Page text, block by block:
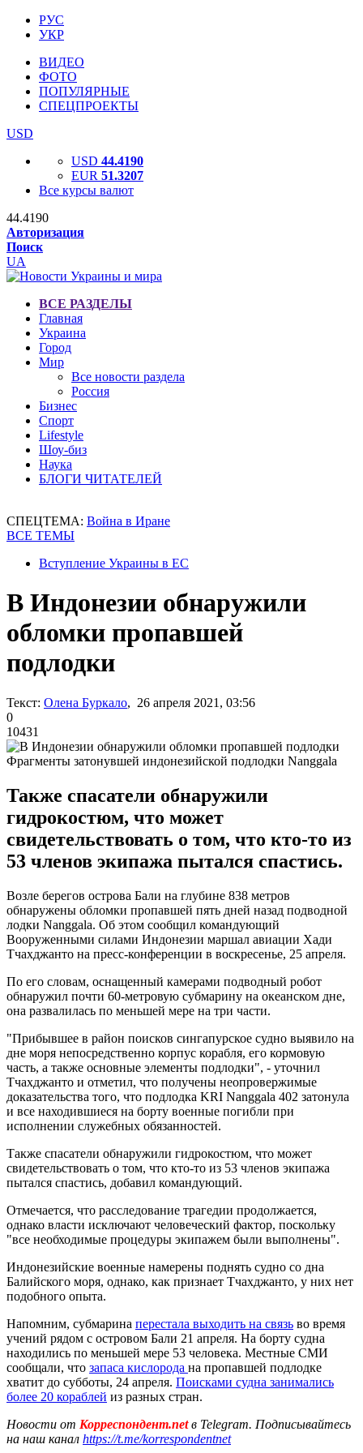
РУС
УКР
ВИДЕО
ФОТО
ПОПУЛЯРНЫЕ
СПЕЦПРОЕКТЫ
USD
USD 44.4190
EUR 51.3207
Все курсы валют
44.4190
Авторизация
Поиск
UA
ВСЕ РАЗДЕЛЫ
Главная
Украина
Город
Мир
Все новости раздела
Россия
Бизнес
Спорт
Lifestyle
Шоу-биз
Наука
БЛОГИ ЧИТАТЕЛЕЙ
СПЕЦТЕМА: Война в Иране
ВСЕ ТЕМЫ
Вступление Украины в ЕС
В Индонезии обнаружили
обломки пропавшей
подлодки
Текст: Олена Буркало, 26 апреля 2021, 03:56
0
10431
Фрагменты затонувшей индонезийской подлодки Nanggala
Также спасатели обнаружили
гидрокостюм, что может
свидетельствовать о том, что кто-то из
53 членов экипажа пытался спастись.
Возле берегов острова Бали на глубине 838 метров
обнаружены обломки пропавшей пять дней назад подводной
лодки Nanggala. Об этом сообщил командующий
Вооруженными силами Индонезии маршал авиации Хади
Тчахджанто на пресс-конференции в воскресенье, 25 апреля.
По его словам, оснащенный камерами подводный робот
обнаружил почти 60-метровую субмарину на океанском дне,
она развалилась по меньшей мере на три части.
"Прибывшее в район поисков сингапурское судно выявило на
дне моря непосредственно корпус корабля, его кормовую
часть, а также основные элементы подлодки", - уточнил
Тчахджанто и отметил, что получены неопровержимые
доказательства того, что подлодка KRI Nanggala 402 затонула
и все находившиеся на борту военные погибли при
исполнении служебных обязанностей.
Также спасатели обнаружили гидрокостюм, что может
свидетельствовать о том, что кто-то из 53 членов экипажа
пытался спастись, добавил командующий.
Отмечается, что расследование трагедии продолжается,
однако власти исключают человеческий фактор, поскольку
"все необходимые процедуры экипажем были выполнены".
Индонезийские военные намерены поднять судно со дна
Балийского моря, однако, как признает Тчахджанто, у них нет
подобного опыта.
Напомним, субмарина перестала выходить на связь во время
учений рядом с островом Бали 21 апреля. На борту судна
находились по меньшей мере 53 человека. Местные СМИ
сообщали, что запаса кислорода на пропавшей подлодке
хватит до субботы, 24 апреля. Поисками судна занимались
более 20 кораблей из разных стран.
Новости от Корреспондент.netв Telegram. Подписывайтесь
на наш канал https://t.me/korrespondentnet